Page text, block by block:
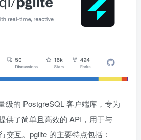
级的 PostgreSQL 客户端库，专为
供了简单且高效的 API，用于与
交互。pglite 的主要特点包括：